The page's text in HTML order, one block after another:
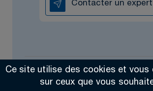
Contacter un expert
Tous droits réservés @2026 Contact
Ce site utilise des cookies et vous
sur ceux que vous